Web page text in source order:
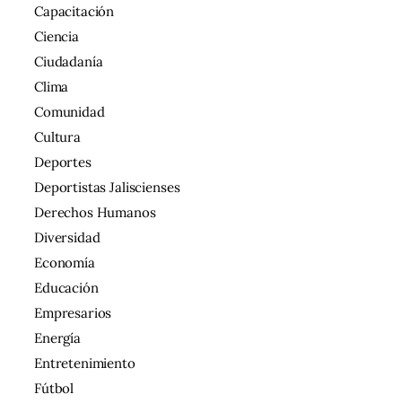
Capacitación
Ciencia
Ciudadanía
Clima
Comunidad
Cultura
Deportes
Deportistas Jaliscienses
Derechos Humanos
Diversidad
Economía
Educación
Empresarios
Energía
Entretenimiento
Fútbol